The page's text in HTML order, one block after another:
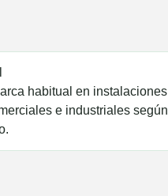
habitual en instalaciones
e industriales según